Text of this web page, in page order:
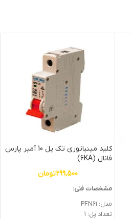
کلید مینیاتوری تک پل 10 آمپر پارس
فانال (6KA)
299,500تومان
مشخصات فنی:
مدل: PFN61
تعداد پل: 1